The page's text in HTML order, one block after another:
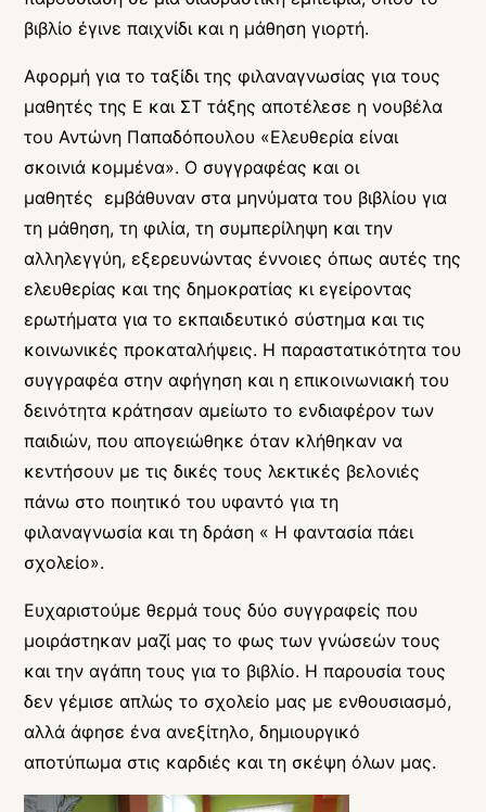
βιβλίο έγινε παιχνίδι και η μάθηση γιορτή.
Αφορμή για το ταξίδι της φιλαναγνωσίας για τους
μαθητές της Ε και ΣΤ τάξης αποτέλεσε η νουβέλα
του Αντώνη Παπαδόπουλου «Ελευθερία είναι
σκοινιά κομμένα». Ο συγγραφέας και οι
μαθητές εμβάθυναν στα μηνύματα του βιβλίου για
τη μάθηση, τη φιλία, τη συμπερίληψη και την
αλληλεγγύη, εξερευνώντας έννοιες όπως αυτές της
ελευθερίας και της δημοκρατίας κι εγείροντας
ερωτήματα για το εκπαιδευτικό σύστημα και τις
κοινωνικές προκαταλήψεις. Η παραστατικότητα του
συγγραφέα στην αφήγηση και η επικοινωνιακή του
δεινότητα κράτησαν αμείωτο το ενδιαφέρον των
παιδιών, που απογειώθηκε όταν κλήθηκαν να
κεντήσουν με τις δικές τους λεκτικές βελονιές
πάνω στο ποιητικό του υφαντό για τη
φιλαναγνωσία και τη δράση « Η φαντασία πάει
σχολείο».
Ευχαριστούμε θερμά τους δύο συγγραφείς που
μοιράστηκαν μαζί μας το φως των γνώσεών τους
και την αγάπη τους για το βιβλίο. Η παρουσία τους
δεν γέμισε απλώς το σχολείο μας με ενθουσιασμό,
αλλά άφησε ένα ανεξίτηλο, δημιουργικό
αποτύπωμα στις καρδιές και τη σκέψη όλων μας.